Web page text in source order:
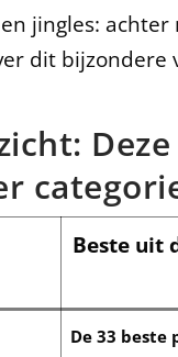
jingles:
dit bijzondere
Beste uit
De 33 beste